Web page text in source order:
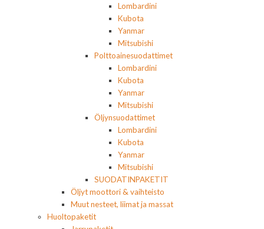
Lombardini
Kubota
Yanmar
Mitsubishi
Polttoainesuodattimet
Lombardini
Kubota
Yanmar
Mitsubishi
Öljynsuodattimet
Lombardini
Kubota
Yanmar
Mitsubishi
SUODATINPAKETIT
Öljyt moottori & vaihteisto
Muut nesteet, liimat ja massat
Huoltopaketit